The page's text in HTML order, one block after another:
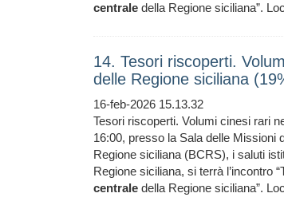
centrale della Regione siciliana”.
14. Tesori riscoperti.
delle Regione siciliana
16-feb-2026 15.13.32
Tesori riscoperti. Volumi cinesi rari
16:00, presso la Sala delle Missioni
Regione siciliana (BCRS), i saluti
Regione siciliana, si terrà l’incontro
centrale della Regione siciliana”.